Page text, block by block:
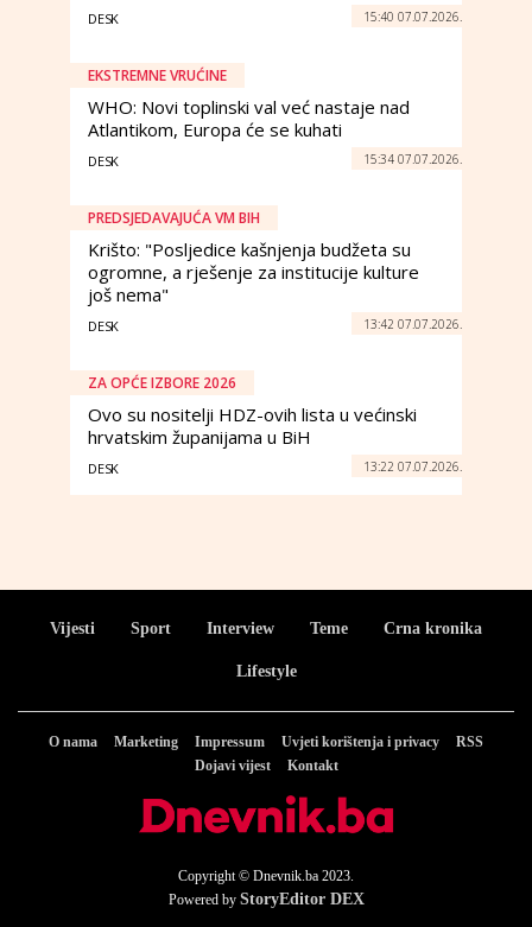
DESK 15:40 07.07.2026.
EKSTREMNE VRUĆINE
WHO: Novi toplinski val već nastaje nad
Atlantikom, Europa će se kuhati
DESK 15:34 07.07.2026.
PREDSJEDAVAJUĆA VM BIH
Krišto: "Posljedice kašnjenja budžeta su
ogromne, a rješenje za institucije kulture
još nema"
DESK 13:42 07.07.2026.
ZA OPĆE IZBORE 2026
Ovo su nositelji HDZ-ovih lista u većinski
hrvatskim županijama u BiH
DESK 13:22 07.07.2026.
Vijesti Sport Interview Teme Crna kronika
Lifestyle
O nama Marketing Impressum Uvjeti korištenja i privacy
RSS
Dojavi vijest
Kontakt
Copyright © Dnevnik.ba 2023.
Powered by StoryEditor DEX